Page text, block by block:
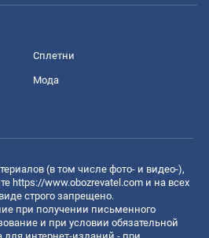
Сплетни
Мода
(в том числе фото- и видео-),
https://www.obozrevatel.com и на всех
строго запрещено.
при получении письменного
и при условии обязательной